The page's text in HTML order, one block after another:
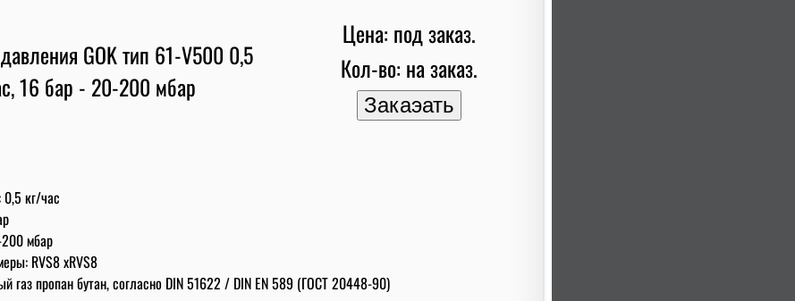
Цена: под заказ.
Кол-во: на заказ.
0,5 кг/час
мбар
RVS8 xRVS8
газ пропан бутан, согласно DIN 51622 / DIN EN 589 (ГОСТ 20448-90)